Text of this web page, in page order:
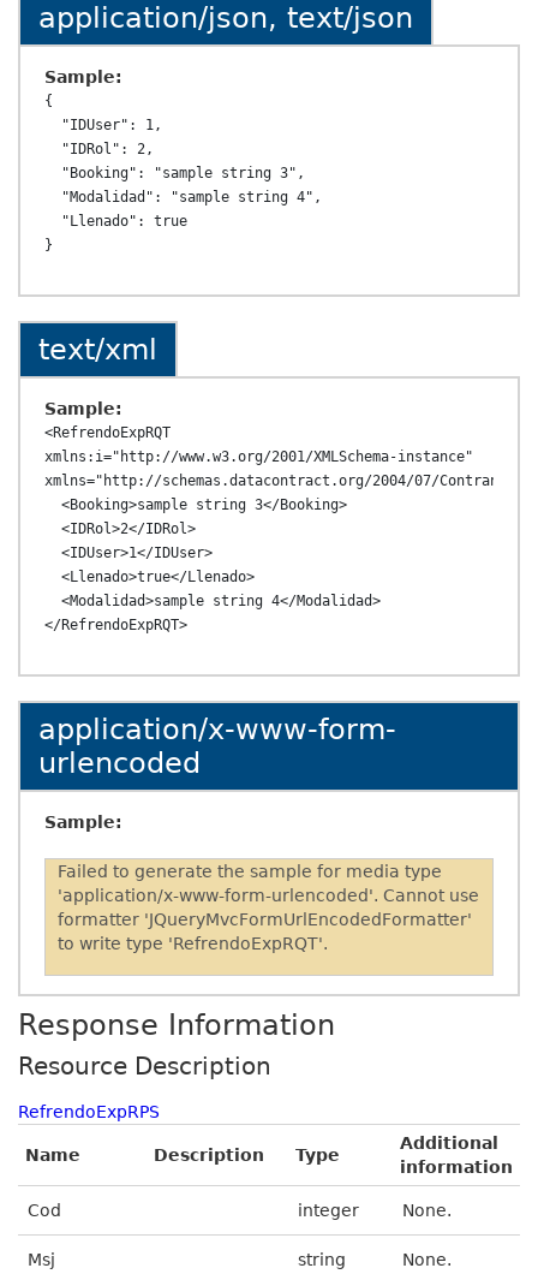
application/json, text/json
Sample:
{
text/xml
Sample:
<RefrendoExpRQT
xmlns:i="http://www.w3.org/2001/XMLSchema-instance"
xmlns="http://schemas.datacontract.org/2004/07/
application/x-www-form-
urlencoded
Sample:
Failed to generate the sample for media type
'application/x-www-form-urlencoded'. Cannot use
formatter 'JQueryMvcFormUrlEncodedFormatter'
to write type 'RefrendoExpRQT'.
Response Information
Resource Description
RefrendoExpRPS
Name Description Type
Additional
information
Cod integer None.
Msj string None.